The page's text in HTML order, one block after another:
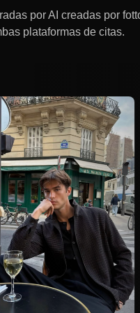
por AI creadas por
plataformas de citas.